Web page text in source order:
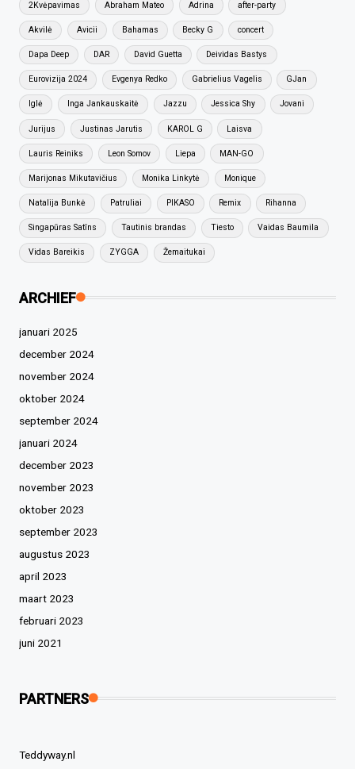
2Kvėpavimas Abraham Mateo Adrina after-party
Akvilė Avicii Bahamas Becky G concert
Dapa Deep DAR David Guetta Deividas Bastys
Eurovizija 2024 Evgenya Redko Gabrielius Vagelis GJan
Iglė Inga Jankauskaitė Jazzu Jessica Shy Jovani
Jurijus Justinas Jarutis KAROL G Laisva
Lauris Reiniks Leon Somov Liepa MAN-GO
Marijonas Mikutavičius Monika Linkytė Monique
Natalija Bunkė Patruliai PIKASO Remix Rihanna
Singapūras Satīns Tautinis brandas Tiesto Vaidas Baumila
Vidas Bareikis ZYGGA Žemaitukai
ARCHIEF
januari 2025
december 2024
november 2024
oktober 2024
september 2024
januari 2024
december 2023
november 2023
oktober 2023
september 2023
augustus 2023
april 2023
maart 2023
februari 2023
juni 2021
PARTNERS
Teddyway.nl